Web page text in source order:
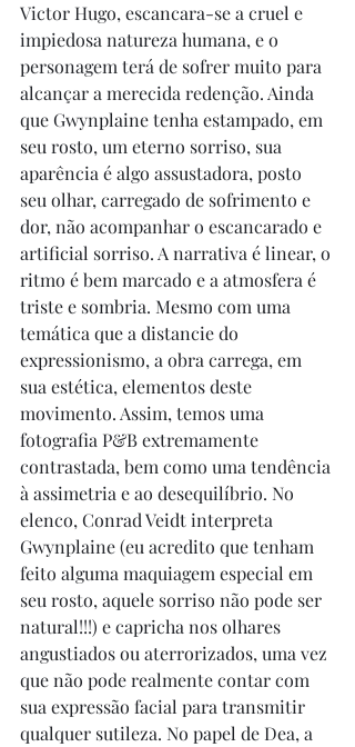
Victor Hugo, escancara-se a cruel e
impiedosa natureza humana, e o
personagem terá de sofrer muito para
alcançar a merecida redenção. Ainda
que Gwynplaine tenha estampado, em
seu rosto, um eterno sorriso, sua
aparência é algo assustadora, posto
seu olhar, carregado de sofrimento e
dor, não acompanhar o escancarado e
artificial sorriso. A narrativa é linear, o
ritmo é bem marcado e a atmosfera é
triste e sombria. Mesmo com uma
temática que a distancie do
expressionismo, a obra carrega, em
sua estética, elementos deste
movimento. Assim, temos uma
fotografia P&B extremamente
contrastada, bem como uma tendência
à assimetria e ao desequilíbrio. No
elenco, Conrad Veidt interpreta
Gwynplaine (eu acredito que tenham
feito alguma maquiagem especial em
seu rosto, aquele sorriso não pode ser
natural!!!) e capricha nos olhares
angustiados ou aterrorizados, uma vez
que não pode realmente contar com
sua expressão facial para transmitir
qualquer sutileza. No papel de Dea, a